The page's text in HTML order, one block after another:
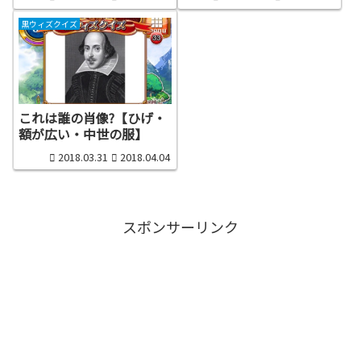
黒ウィズクイズ
これは誰の肖像?【ひげ・
額が広い・中世の服】
2018.03.31 2018.04.04
スポンサーリンク